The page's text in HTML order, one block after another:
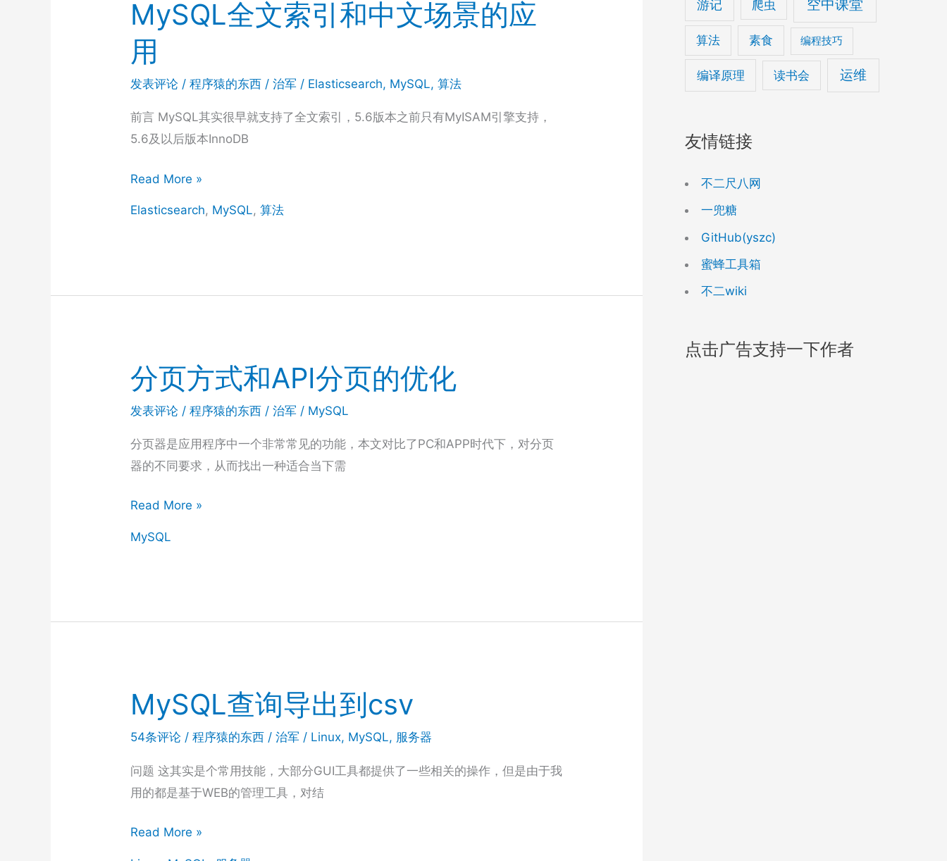
MySQL全文索引和中文场景的应
用
发表评论 /程序猿的东西 /治军 / Elasticsearch, MySQL,算法
前言 MySQL其实很早就支持了全文索引，5.6版本之前只有MyISAM引擎支持，
5.6及以后版本InnoDB
MySQL
景
的
应
用
Read More »
Elasticsearch, MySQL,算法
分页方式和API分页的优化
发表评论 /程序猿的东西 /治军 / MySQL
分页器是应用程序中一个非常常见的功能，本文对比了PC和APP时代下，对分页
器的不同要求，从而找出一种适合当下需
分
方
优
Read More »
MySQL
MySQL查询导出到csv
54条评论 /程序猿的东西 /治军 / Linux, MySQL, 服务器
问题 这其实是个常用技能，大部分GUI工具都提供了一些相关的操作，但是由于我
用的都是基于WEB的管理工具，对结
MySQL
Read More »
游记 爬虫 空中课堂
算法 素食 编程技巧
编译原理 读书会 运维
友情链接
不二尺八网
一兜糖
GitHub(yszc)
蜜蜂工具箱
不二wiki
点击广告支持一下作者